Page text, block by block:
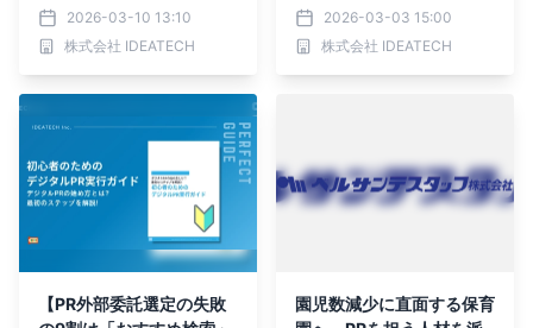
ースのうまい会社」を見極
める戦略ガイドブックを無
料公開
2026-03-10 13:10
株式会社 IDEATECH
Rコンテンツ設計ガイド」
を無料公開
2026-03-03 15:00
株式会社 IDEATECH
【PR外部委託選定の失敗
園児数減少に直面する保育